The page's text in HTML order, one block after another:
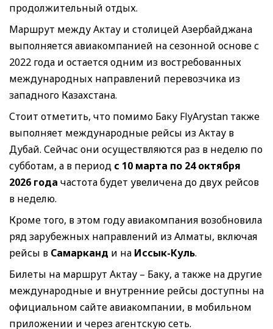
продолжительный отдых.
Маршрут между Актау и столицей Азербайджана
выполняется авиакомпанией на сезонной основе с
2022 года и остается одним из востребованных
международных направлений перевозчика из
западного Казахстана.
Стоит отметить, что помимо Баку FlyArystan также
выполняет международные рейсы из Актау в
Дубай. Сейчас они осуществляются раз в неделю по
субботам, а в период с 10 марта по 24 октября
2026 года частота будет увеличена до двух рейсов
в неделю.
Кроме того, в этом году авиакомпания возобновила
ряд зарубежных направлений из Алматы, включая
рейсы в Самарканд и на Иссык-Куль.
Билеты на маршрут Актау – Баку, а также на другие
международные и внутренние рейсы доступны на
официальном сайте авиакомпании, в мобильном
приложении и через агентскую сеть.